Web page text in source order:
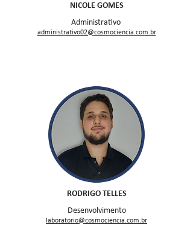
NICOLE GOMES
Administrativo
administrativo02@cosmociencia.com.br
RODRIGO TELLES
Desenvolvimento
laboratorio@cosmociencia.com.br